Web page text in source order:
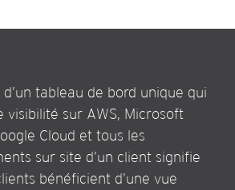
d’un tableau de bord unique qui
visibilité sur AWS, Microsoft
Cloud et tous les
sur site d’un client signifie
bénéficient d’une vue